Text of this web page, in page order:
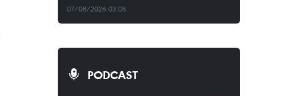
07/08/2026 03:08
PODCAST